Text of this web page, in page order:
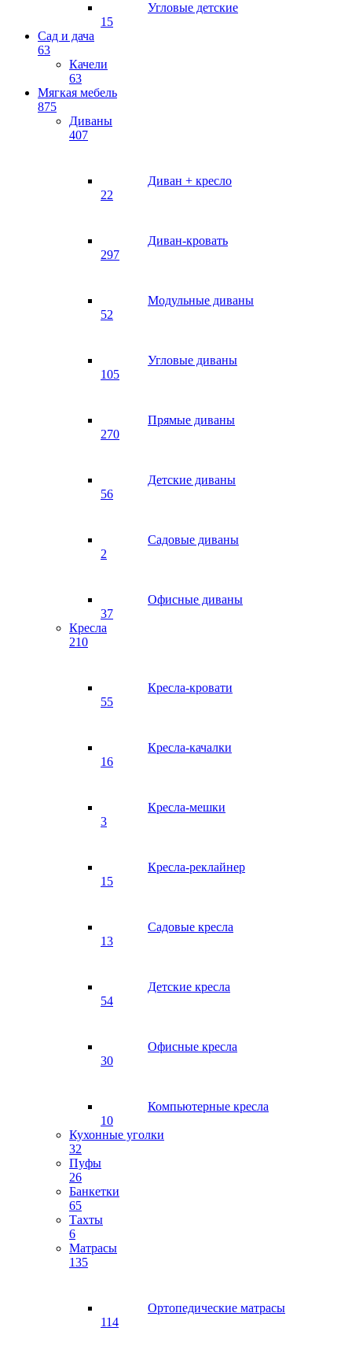
Угловые детские
15
Сад и дача
63
Качели
63
Мягкая мебель
875
Диваны
407
Диван + кресло
22
Диван-кровать
297
Модульные диваны
52
Угловые диваны
105
Прямые диваны
270
Детские диваны
56
Садовые диваны
2
Офисные диваны
37
Кресла
210
Кресла-кровати
55
Кресла-качалки
16
Кресла-мешки
3
Кресла-реклайнер
15
Садовые кресла
13
Детские кресла
54
Офисные кресла
30
Компьютерные кресла
10
Кухонные уголки
32
Пуфы
26
Банкетки
65
Тахты
6
Матрасы
135
Ортопедические матрасы
114